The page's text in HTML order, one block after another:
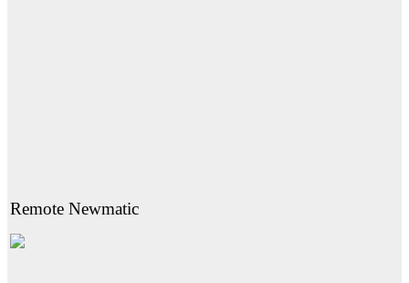
Remote Newmatic